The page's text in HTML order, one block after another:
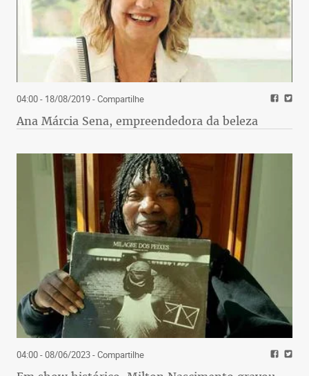
04:00 - 18/08/2019- Compartilhe
Ana Márcia Sena, empreendedora da beleza
04:00 - 08/06/2023- Compartilhe